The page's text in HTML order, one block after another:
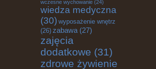
wczesne wychowanie (24)
wiedza medyczna
(30) wyposażenie wnętrz
(26) zabawa (27)
zajęcia
dodatkowe (31)
zdrowe żywienie